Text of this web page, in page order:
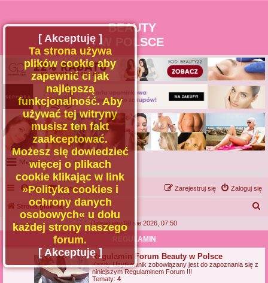
BEAUTY
W POLSCE
Menu
Portal
Facebook
Regulamin
Zapytaj administratora
Kontakt
FAQ Kontakt z nami Zaloguj się
Zarejestruj się
Strona główna
k
Dzisiaj jest 09 sie 2026, 07:50
REGULAMIN
Regulamin Forum Beauty w Polsce
Kazdy Uzytkownik zobowiązany jest do zapoznania się z
niniejszym Regulaminem Forum !!!
Tematy: 4
[ Akceptuję ]
Ta strona używa
plików cookie aby
zapewnić ci jak
najlepszą
funkcjonalność. Aby
używać tej witryny
musisz ten fakt
zaakceptować.
Możesz się dowiedzieć
więcej o plikach
cookie klikając w link
»Polityka cookies i
ochrony danych
osobowych« u dołu
każdej strony naszego
forum.
[ Akceptuję ]